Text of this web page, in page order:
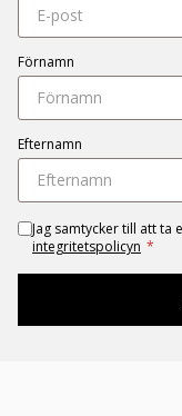
Förnamn
Efternamn
Jag samtycker till att ta
integritetspolicyn *